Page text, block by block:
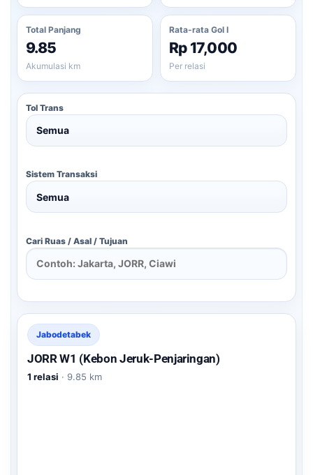
Total Panjang
9.85
Akumulasi km
Rata-rata Gol I
Rp 17,000
Per relasi
Tol Trans
Sistem Transaksi
Cari Ruas / Asal / Tujuan
Jabodetabek
JORR W1 (Kebon Jeruk-Penjaringan)
1 relasi · 9.85 km